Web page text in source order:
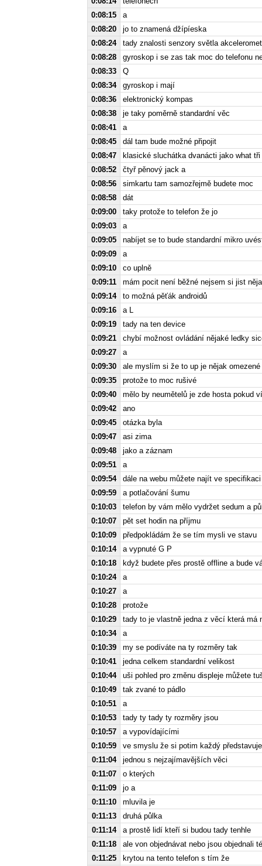
0:08:15
a
0:08:20
jo to znamená džípíeska
0:08:24
tady znalosti senzory světla
0:08:28
gyroskop i se zas tak moc do telefonu
0:08:33
Q
0:08:34
gyroskop i mají
0:08:36
elektronický kompas
0:08:38
je taky poměrně standardní věc
0:08:41
a
0:08:45
dál tam bude možné připojit
0:08:47
klasické sluchátka dvanácti jako what
0:08:52
čtyř pěnový jack a
0:08:56
simkartu tam samozřejmě budete moc
0:08:58
dát
0:09:00
taky protože to telefon že jo
0:09:03
a
0:09:05
nabíjet se to bude standardní mikro
0:09:09
a
0:09:10
co uplně
0:09:11
mám pocit není běžné nejsem si jist
0:09:14
to možná pěťák androidů
0:09:16
a L
0:09:19
tady na ten device
0:09:21
chybí možnost ovládání nějaké ledky
0:09:27
a
0:09:30
ale myslím si že to up je nějak
0:09:35
protože to moc rušivé
0:09:40
mělo by neumětelů je zde hosta pokud
0:09:42
ano
0:09:45
otázka byla
0:09:47
asi zima
0:09:48
jako a záznam
0:09:51
a
0:09:54
dále na webu můžete najít ve
0:09:59
a potlačování šumu
0:10:03
telefon by vám mělo vydržet sedum a
0:10:07
pět set hodin na příjmu
0:10:09
předpokládám že se tím mysli ve stavu
0:10:14
a vypnuté G P
0:10:18
když budete přes prostě offline a bude
0:10:24
a
0:10:27
a
0:10:28
protože
0:10:29
tady to je vlastně jedna z věcí která má
0:10:34
a
0:10:39
my se podíváte na ty rozměry tak
0:10:41
jedna celkem standardní velikost
0:10:44
uši pohled pro změnu displeje můžete
0:10:49
tak zvané to pádlo
0:10:51
a
0:10:53
tady ty tady ty rozměry jsou
0:10:57
a vypovídajícími
0:10:59
ve smyslu že si potim každý
0:11:04
jednou s nejzajímavějších věci
0:11:07
o kterých
0:11:09
jo a
0:11:10
mluvila je
0:11:13
druhá půlka
0:11:14
a prostě lidí kteří si budou tady tenhle
0:11:18
ale von objednávat nebo jsou objednali
0:11:25
krytou na tento telefon s tím že